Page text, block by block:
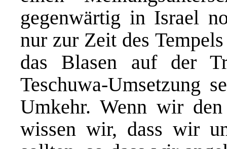
gegenwärtig in Israel
nur zur Zeit des
das Blasen auf der
Teschuwa-Umsetzung
Umkehr. Wenn wir
wissen wir, dass wir